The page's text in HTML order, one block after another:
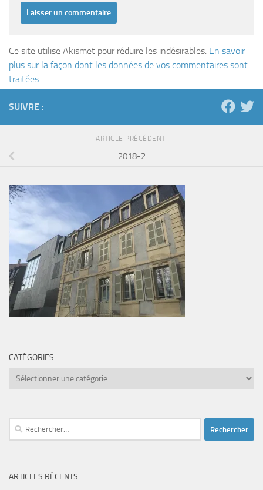
Ce site utilise Akismet pour réduire les indésirables. En savoir
plus sur la façon dont les données de vos commentaires sont
traitées.
SUIVRE :
ARTICLE PRÉCÉDENT
2018-2
CATÉGORIES
Catégories
Rechercher :
ARTICLES RÉCENTS